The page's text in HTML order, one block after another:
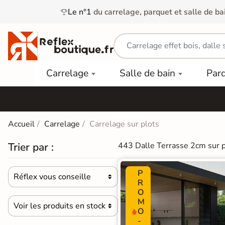
Le n°1 du carrelage, parquet et salle de
Carrelage
Carrelage
Extérieur
Dalle
Sur Plot
Carrelage
Salle de
Bain
Colle &
Finition
Salle de bain
Douche
et Balnéos
WC
Carrelage
Salle de
Bain
Contrecollé
PAR
COULEUR
Stratifié
Bois
clair
TYPE
PVC
Dalles
PVC
Lames
Accueil Carrelage Carrelage sur plots
Trier par :
Réflex vous conseille 
Voir les produits en stock 
443 Dalle Terrasse 2cm sur
P
R
O
M
O
-